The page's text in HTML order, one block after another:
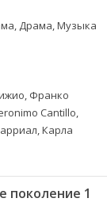
Драма, Музыка
Франко
Cantillo,
Карла
поколение 1